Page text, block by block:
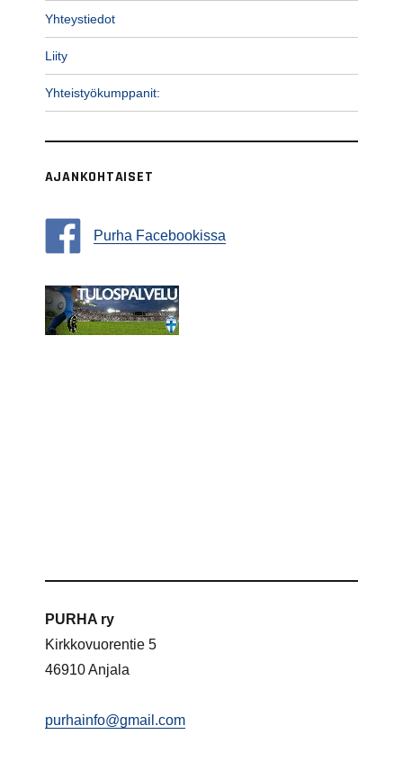
Yhteystiedot
Liity
Yhteistyökumppanit:
AJANKOHTAISET
Purha Facebookissa
PURHA ry
Kirkkovuorentie 5
46910 Anjala
purhainfo@gmail.com